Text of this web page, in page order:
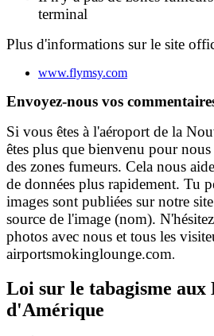
terminal
Plus d'informations sur le site
www.flymsy.com
Envoyez-nous vos
Si vous êtes à l'aéroport de la
êtes plus que bienvenu pour
des zones fumeurs. Cela nous
de données plus rapidement. Tu
images sont publiées sur notre
source de l'image (nom).
photos avec nous et tous les
airportsmokinglounge.com.
Loi sur le tabagisme aux
d'Amérique